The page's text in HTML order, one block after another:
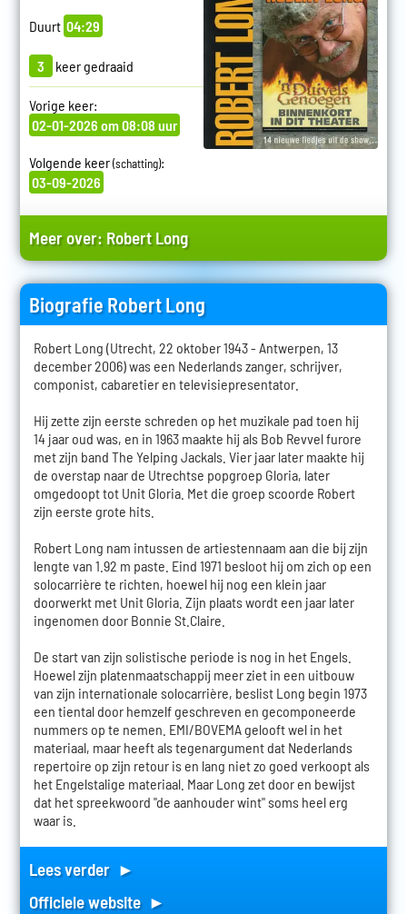
Duurt 04:29
3 keer gedraaid
Vorige keer:
02-01-2026 om 08:08 uur
Volgende keer(schatting):
03-09-2026
Meer over: Robert Long
Biografie Robert Long
Robert Long (Utrecht, 22 oktober 1943 - Antwerpen, 13
december 2006) was een Nederlands zanger, schrijver,
componist, cabaretier en televisiepresentator.
Hij zette zijn eerste schreden op het muzikale pad toen hij
14 jaar oud was, en in 1963 maakte hij als Bob Revvel furore
met zijn band The Yelping Jackals. Vier jaar later maakte hij
de overstap naar de Utrechtse popgroep Gloria, later
omgedoopt tot Unit Gloria. Met die groep scoorde Robert
zijn eerste grote hits.
Robert Long nam intussen de artiestennaam aan die bij zijn
lengte van 1.92 m paste. Eind 1971 besloot hij om zich op een
solocarrière te richten, hoewel hij nog een klein jaar
doorwerkt met Unit Gloria. Zijn plaats wordt een jaar later
ingenomen door Bonnie St.Claire.
De start van zijn solistische periode is nog in het Engels.
Hoewel zijn platenmaatschappij meer ziet in een uitbouw
van zijn internationale solocarrière, beslist Long begin 1973
een tiental door hemzelf geschreven en gecomponeerde
nummers op te nemen. EMI/BOVEMA gelooft wel in het
materiaal, maar heeft als tegenargument dat Nederlands
repertoire op zijn retour is en lang niet zo goed verkoopt als
het Engelstalige materiaal. Maar Long zet door en bewijst
dat het spreekwoord "de aanhouder wint" soms heel erg
waar is.
Lees verder ►
Officiele website ►